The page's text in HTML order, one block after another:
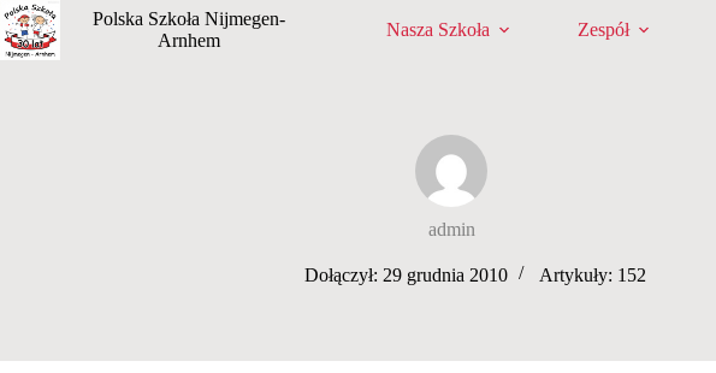
Przejdź
do
treści
Polska Szkoła Nijmegen-
Arnhem
Nasza Szkoła Zespół
admin
Dołączył: 29 grudnia 2010 Artykuły: 152